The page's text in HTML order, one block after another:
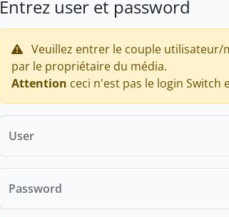
Entrez user et password
Veuillez entrer le couple utilisateur/
par le propriétaire du média.
Attention ceci n'est pas le login Switch
User
Password